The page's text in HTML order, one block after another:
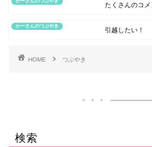
たくさんのコメ
かーさんのつぶやき
引越したい！
HOME つぶやき
検索